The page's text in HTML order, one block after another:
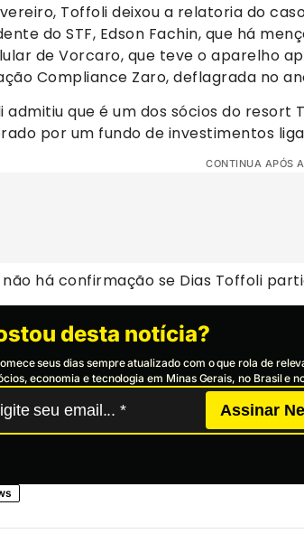
Toffoli deixou a relatoria do
do STF, Edson Fachin, que há
de Vorcaro, que teve o aparelho
Compliance Zaro, deflagrada no
admitiu que é um dos sócios do resort
por um fundo de investimentos
CONTINUA APÓS
não há confirmação se Dias Toffoli
desta notícia?
seus dias sempre atualizado com o que rola de
economia e tecnologia em Minas Gerais, no Brasil e
Assinar